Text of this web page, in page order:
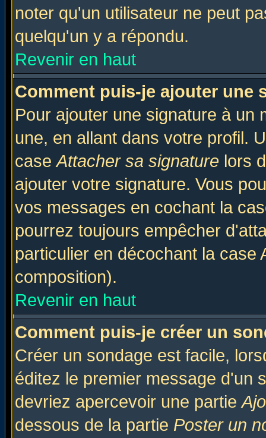
noter qu'un utilisateur ne peut
quelqu'un y a répondu.
Revenir en haut
Comment puis-je ajouter une
Pour ajouter une signature à un
une, en allant dans votre profil.
caseAttacher sa signature lors
ajouter votre signature. Vous
vos messages en cochant la
pourrez toujours empêcher
particulier en décochant la
composition).
Revenir en haut
Comment puis-je créer un
Créer un sondage est facile,
éditez le premier message d'un
devriez apercevoir une partie
dessous de la partie Poster un